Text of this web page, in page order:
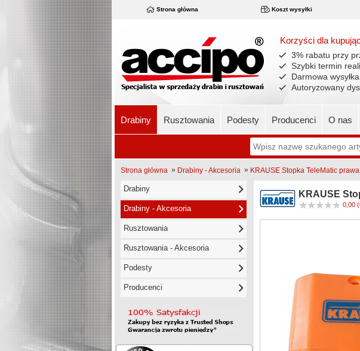
Strona główna Koszt wysyłki
Korzyści dla
3% rabatu przy
Szybki termin
Darmowa
Autoryzowany
Drabiny Rusztowania Podesty Producenci O nas
Strona główna » Drabiny - Akcesoria » KRAUSE Stopka TeleMatic prawa
Drabiny
Drabiny - Akcesoria
Rusztowania
Rusztowania - Akcesoria
Podesty
Producenci
KRAUSE
0,00